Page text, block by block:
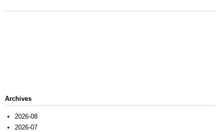
Archives
2026-08
2026-07